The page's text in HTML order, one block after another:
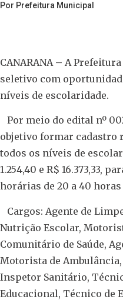
Por Prefeitura Municipal
CANARANA – A
seletivo com
níveis de escolaridade.
Por meio do edital nº
objetivo formar cadastro
todos os níveis de
1.254,40 e R$ 16.373,33,
horárias de 20 a 40
Cargos: Agente de
Nutrição Escolar,
Comunitário de Saúde,
Motorista de
Inspetor Sanitário,
Educacional, Técnico de